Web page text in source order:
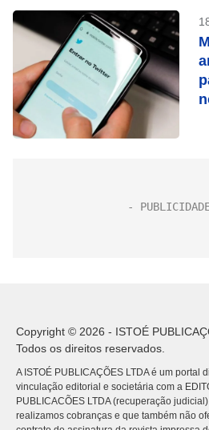
Copyright © 2026 - ISTOÉ
Todos os direitos reservados.
A ISTOÉ PUBLICAÇÕES LTDA é um portal
vinculação editorial e societária com a
PUBLICACÕES LTDA (recuperação
realizamos cobranças e que também não